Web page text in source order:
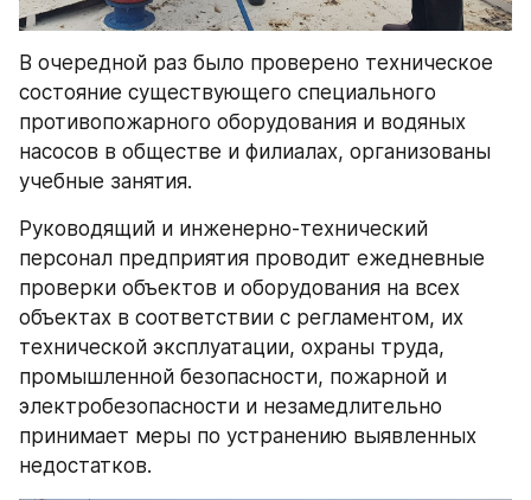
В очередной раз было проверено техническое
состояние существующего специального
противопожарного оборудования и водяных
насосов в обществе и филиалах, организованы
учебные занятия.
Руководящий и инженерно-технический
персонал предприятия проводит ежедневные
проверки объектов и оборудования на всех
объектах в соответствии с регламентом, их
технической эксплуатации, охраны труда,
промышленной безопасности, пожарной и
электробезопасности и незамедлительно
принимает меры по устранению выявленных
недостатков.